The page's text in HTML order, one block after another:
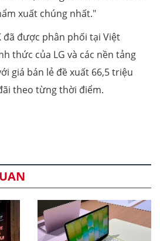
xuất chúng nhất."
đã được phân phối tại Việt
thức của LG và các nền tảng
giá bán lẻ đề xuất 66,5 triệu
theo từng thời điểm.